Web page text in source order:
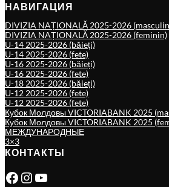
НАВИГАЦИЯ
DIVIZIA NAȚIONALĂ 2025-2026
DIVIZIA NAȚIONALĂ 2025-2026 (feminin)
U-14 2025-2026 (băieți)
U-14 2025-2026 (fete)
U-16 2025-2026 (băieți)
U-16 2025-2026 (fete)
U-18 2025-2026 (băieți)
U-12 2025-2026 (fete)
U-12 2025-2026 (fete)
Кубок Молдовы VICTORIABANK 2025
Кубок Молдовы VICTORIABANK 2025
МЕЖДУНАРОДНЫЕ
3×3
КОНТАКТЫ
Facebook Instagram YouTube